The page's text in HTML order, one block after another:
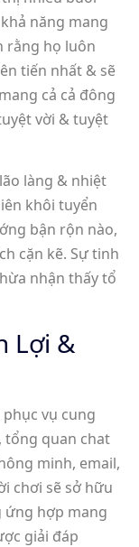
năng mang
rằng họ luôn
tiến nhất & sẽ
cả cả đông
vời & tuyệt
làng & nhiệt
khôi tuyển
bận rộn nào,
cặn kẽ. Sự tinh
nhận thấy tổ
Lợi &
vụ cung
tổng quan chat
minh, email,
chơi sẽ sở hữu
ứng hợp mang
giải đáp